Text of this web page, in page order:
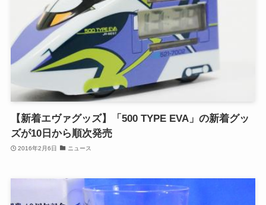
【新着エヴァグッズ】「500 TYPE EVA」の新着グッ
ズが10日から順次発売
2016年2月6日 ニュース